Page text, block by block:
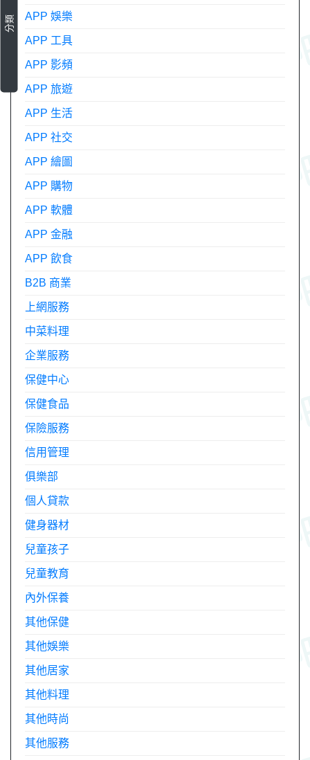
分類 APP 娛樂
APP 工具
APP 影頻
APP 旅遊
APP 生活
APP 社交
APP 繪圖
APP 購物
APP 軟體
APP 金融
APP 飲食
B2B 商業
上網服務
中菜料理
企業服務
保健中心
保健食品
保險服務
信用管理
俱樂部
個人貸款
健身器材
兒童孩子
兒童教育
內外保養
其他保健
其他娛樂
其他居家
其他料理
其他時尚
其他服務